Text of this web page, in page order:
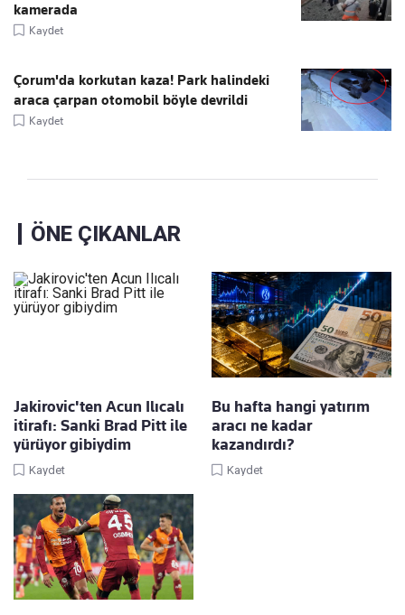
kamerada
Kaydet
Çorum'da korkutan kaza! Park halindeki
araca çarpan otomobil böyle devrildi
Kaydet
ÖNE ÇIKANLAR
Jakirovic'ten Acun Ilıcalı
itirafı: Sanki Brad Pitt ile
yürüyor gibiydim
Kaydet
Bu hafta hangi yatırım
aracı ne kadar
kazandırdı?
Kaydet